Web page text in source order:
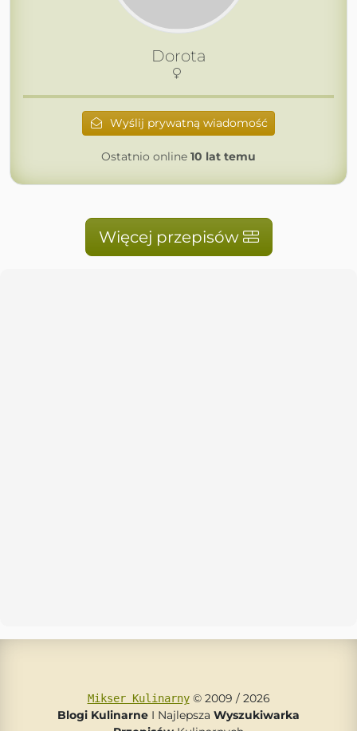
Dorota
Wyślij prywatną wiadomość
Ostatnio online 10 lat temu
Więcej przepisów
Mikser Kulinarny© 2009 / 2026
Blogi Kulinarne I Najlepsza Wyszukiwarka